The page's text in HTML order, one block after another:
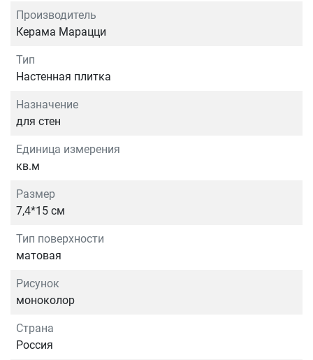
Производитель
Керама Марацци
Тип
Настенная плитка
Назначение
для стен
Единица измерения
кв.м
Размер
7,4*15 см
Тип поверхности
матовая
Рисунок
моноколор
Страна
Россия